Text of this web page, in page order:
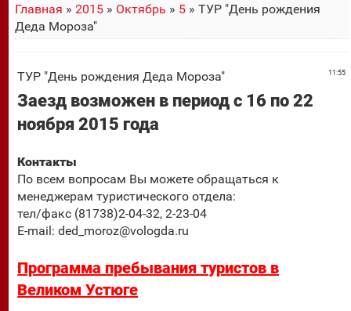
Главная »2015 » Октябрь » 5 » ТУР "День рождения
Деда Мороза"
11:55
ТУР "День рождения Деда Мороза"
Заезд возможен в период с 16 по 22
ноября 2015 года
Контакты
По всем вопросам Вы можете обращаться к
менеджерам туристического отдела:
тел/факс (81738)2-04-32, 2-23-04
E-mail: ded_moroz@vologda.ru
Программа пребывания туристов в
Великом Устюге